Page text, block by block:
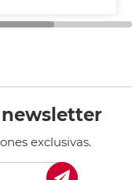
exclusivas.